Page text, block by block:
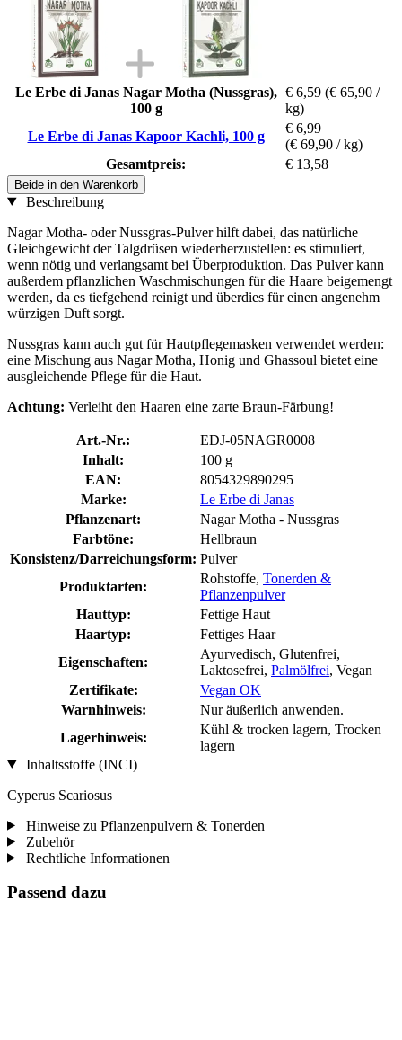
Le Erbe di Janas Nagar Motha (Nussgras),
100 g
€ 6,59 (€ 65,90 /
kg)
Le Erbe di Janas Kapoor Kachli, 100 g
€ 6,99
(€ 69,90 / kg)
Gesamtpreis:
€ 13,58
Beide in den Warenkorb
Beschreibung
Nagar Motha- oder Nussgras-Pulver hilft dabei, das natürliche
Gleichgewicht der Talgdrüsen wiederherzustellen: es stimuliert,
wenn nötig und verlangsamt bei Überproduktion. Das Pulver kann
außerdem pflanzlichen Waschmischungen für die Haare beigemengt
werden, da es tiefgehend reinigt und überdies für einen angenehm
würzigen Duft sorgt.
Nussgras kann auch gut für Hautpflegemasken verwendet werden:
eine Mischung aus Nagar Motha, Honig und Ghassoul bietet eine
ausgleichende Pflege für die Haut.
Achtung: Verleiht den Haaren eine zarte Braun-Färbung!
Art.-Nr.:
EDJ-05NAGR0008
Inhalt:
100 g
EAN:
8054329890295
Marke:
Le Erbe di Janas
Pflanzenart:
Nagar Motha - Nussgras
Farbtöne:
Hellbraun
Konsistenz/Darreichungsform: Pulver
Produktarten:
Rohstoffe, Tonerden &
Pflanzenpulver
Hauttyp:
Fettige Haut
Haartyp:
Fettiges Haar
Eigenschaften:
Ayurvedisch, Glutenfrei,
Laktosefrei, Palmölfrei, Vegan
Zertifikate:
Vegan OK
Warnhinweis:
Nur äußerlich anwenden.
Lagerhinweis:
Kühl & trocken lagern, Trocken
lagern
Inhaltsstoffe (INCI)
Cyperus Scariosus
Hinweise zu Pflanzenpulvern & Tonerden
Zubehör
Rechtliche Informationen
Passend dazu